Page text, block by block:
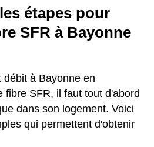
étapes pour
SFR à Bayonne
débit à Bayonne en
fibre SFR, il faut tout d'abord
dans son logement. Voici
qui permettent d'obtenir